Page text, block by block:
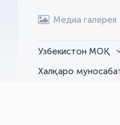
Медиа галерея
Узбекистон МОҚ
Халқаро